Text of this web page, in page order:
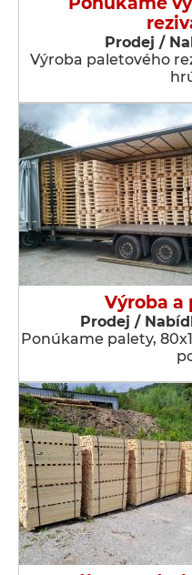
Prodej /
Výroba paletového
Výroba a
Prodej /
Ponúkame palety,